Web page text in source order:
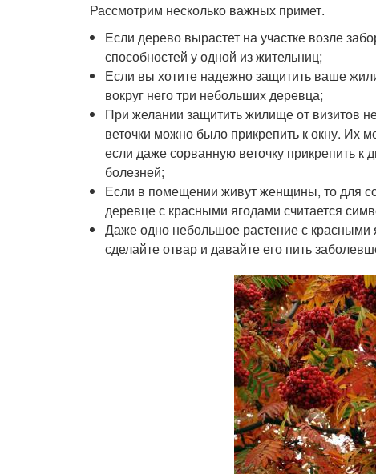
Рассмотрим несколько важных примет.
Если дерево вырастет на участке возле
способностей у одной из жительниц;
Если вы хотите надежно защитить ваше
вокруг него три небольших деревца;
При желании защитить жилище от визитов
веточки можно было прикрепить к окну. Их
если даже сорванную веточку прикрепить к
болезней;
Если в помещении живут женщины, то для
деревце с красными ягодами считается
Даже одно небольшое растение с красными
сделайте отвар и давайте его пить